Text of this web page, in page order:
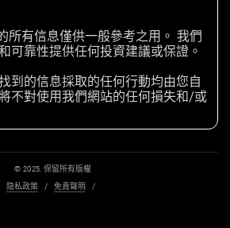
所有信息僅供一般參考之用。 我們
可靠性提供任何投資建議或保證。
到的信息採取的任何行動均由您自
不對使用我們網站的任何損失和/或
© 2025. 保留所有版權
隐私政策
/ 免責聲明 /